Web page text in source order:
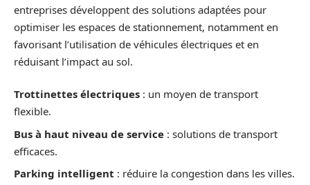
entreprises développent des solutions adaptées pour
optimiser les espaces de stationnement, notamment en
favorisant l’utilisation de véhicules électriques et en
réduisant l’impact au sol.
Trottinettes électriques : un moyen de transport
flexible.
Bus à haut niveau de service : solutions de transport
efficaces.
Parking intelligent : réduire la congestion dans les villes.